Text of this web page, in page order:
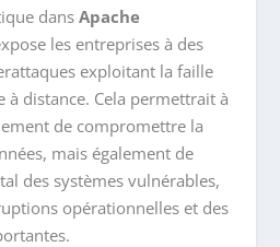
dansApache
les entreprises à des
exploitant la faille
à distance. Cela permettrait à
de compromettre la
mais également de
des systèmes vulnérables,
opérationnelles et des